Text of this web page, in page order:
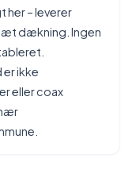
her – leverer
dækning. Ingen
ikke
eller coax